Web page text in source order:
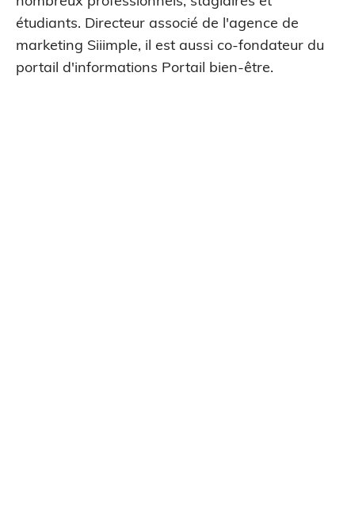
étudiants. Directeur associé de l'agence de
marketing Siiimple, il est aussi co-fondateur du
portail d'informations Portail bien-être.